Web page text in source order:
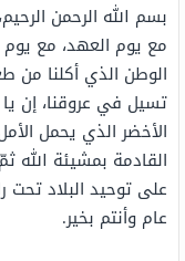
بسم الله الرحمن
مع يوم العهد، مع
الوطن الذي أكلنا من
تسيل في عروقنا، إن
الأخضر الذي يحمل
القادمة بمشيئة الله
على توحيد البلاد تحت
عام وأنتم بخير.